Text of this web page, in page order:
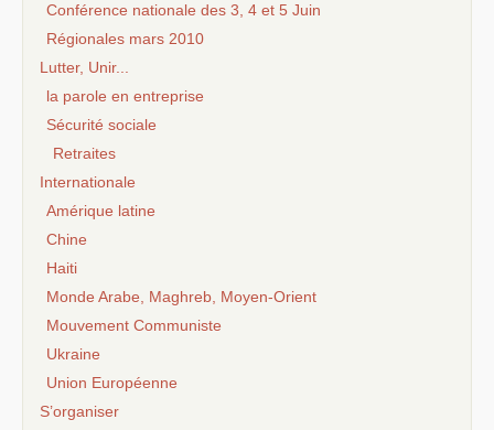
Conférence nationale des 3, 4 et 5 Juin
Régionales mars 2010
Lutter, Unir...
la parole en entreprise
Sécurité sociale
Retraites
Internationale
Amérique latine
Chine
Haiti
Monde Arabe, Maghreb, Moyen-Orient
Mouvement Communiste
Ukraine
Union Européenne
S’organiser